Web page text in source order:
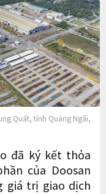
Quất, tỉnh Quảng Ngãi,
đã ký kết thỏa
của Doosan
giá trị giao dịch